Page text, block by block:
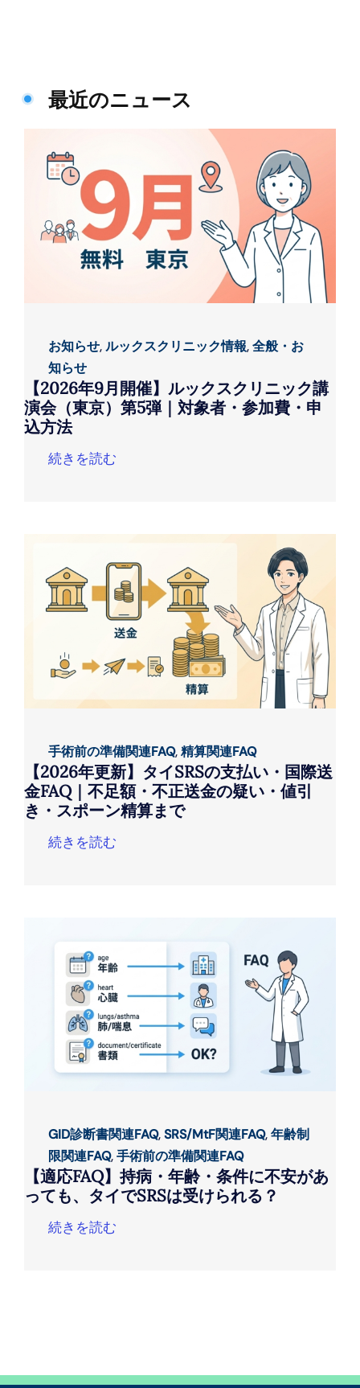
最近のニュース
お知らせ,ルックスクリニック情報,全般・お
知らせ
【2026年9月開催】ルックスクリニック講
演会（東京）第5弾｜対象者・参加費・申
込方法
続きを読む
手術前の準備関連FAQ,精算関連FAQ
【2026年更新】タイSRSの支払い・国際送
金FAQ｜不足額・不正送金の疑い・値引
き・スポーン精算まで
続きを読む
GID診断書関連FAQ,SRS/MtF関連FAQ,年齢制
限関連FAQ,手術前の準備関連FAQ
【適応FAQ】持病・年齢・条件に不安があ
っても、タイでSRSは受けられる？
続きを読む